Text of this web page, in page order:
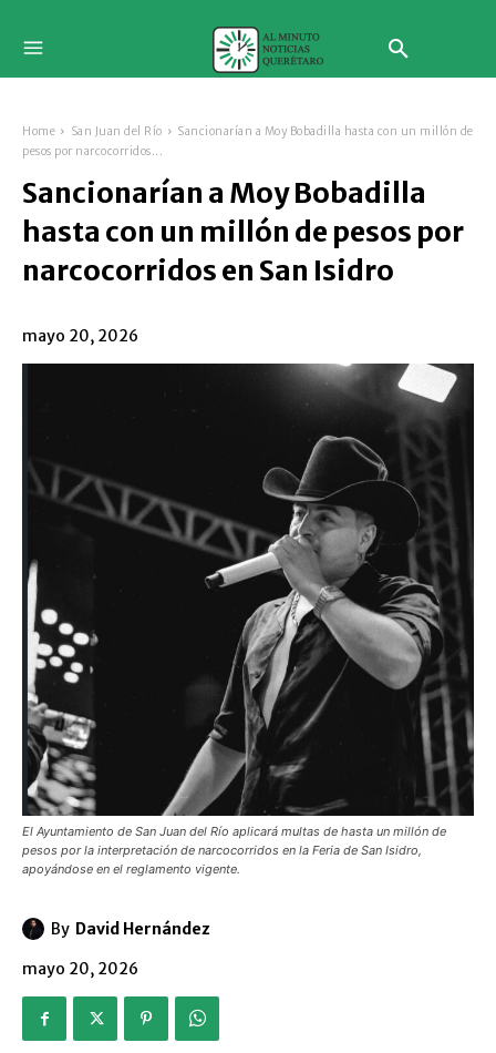
Home San Juan del Río
Sancionarían a Moy Bobadilla hasta con un millón de
pesos por narcocorridos...
Sancionarían a Moy Bobadilla
hasta con un millón de pesos por
narcocorridos en San Isidro
mayo 20, 2026
​El Ayuntamiento de San Juan del Río aplicará multas de hasta un millón de
pesos por la interpretación de narcocorridos en la Feria de San Isidro,
apoyándose en el reglamento vigente.
By David Hernández
mayo 20, 2026